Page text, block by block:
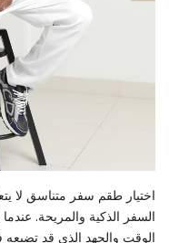
اختيار طقم سفر متناسق لا
السفر الذكية والمريحة.
الوقت والجهد الذي قد تضيعه